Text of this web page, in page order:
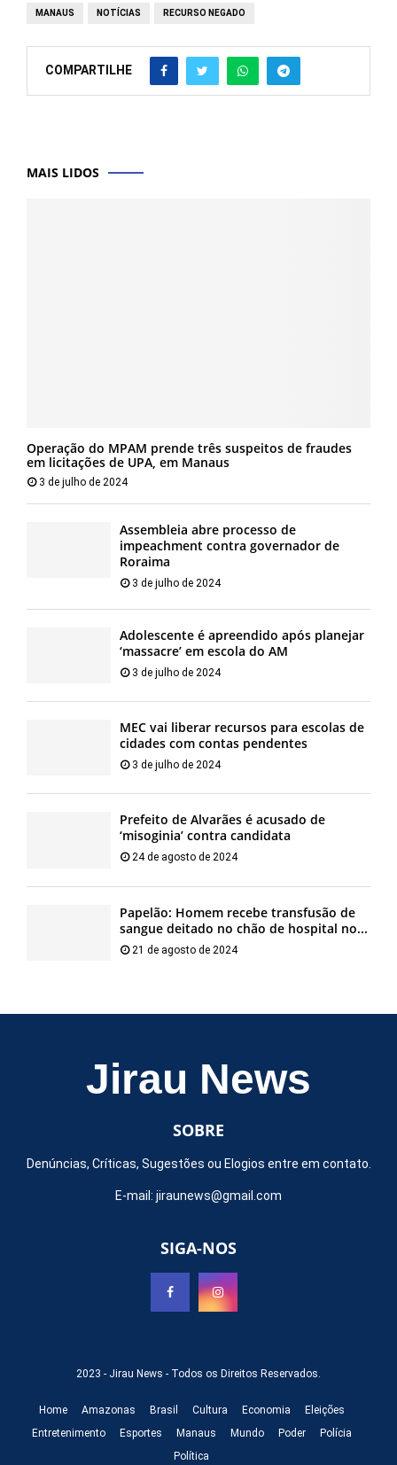
MANAUS NOTÍCIAS RECURSO NEGADO
COMPARTILHE
MAIS LIDOS
Operação do MPAM prende três suspeitos de fraudes
em licitações de UPA, em Manaus
3 de julho de 2024
Assembleia abre processo de
impeachment contra governador de
Roraima
3 de julho de 2024
Adolescente é apreendido após planejar
‘massacre’ em escola do AM
3 de julho de 2024
MEC vai liberar recursos para escolas de
cidades com contas pendentes
3 de julho de 2024
Prefeito de Alvarães é acusado de
‘misoginia’ contra candidata
24 de agosto de 2024
Papelão: Homem recebe transfusão de
sangue deitado no chão de hospital no...
21 de agosto de 2024
Jirau News
SOBRE
Denúncias, Críticas, Sugestões ou Elogios entre em contato.
E-mail: jiraunews@gmail.com
SIGA-NOS
2023 - Jirau News - Todos os Direitos Reservados.
Home Amazonas Brasil Cultura Economia
Eleições
Entretenimento
Esportes Manaus Mundo Poder
Polícia
Política